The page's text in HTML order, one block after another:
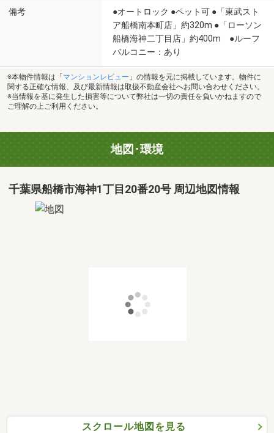
備考
●オートロック ●ペット可 ●「東武スト
ア船橋南本町店」約320m ●「ローソン
船橋海神二丁目店」約400m ●ルーフ
バルコニー：あり
※本物件情報は「 マンションレビュー 」の情報を元に掲載しています。物件に
関する正確な情報、及び最新情報は取扱不動産会社へお問い合わせください。
※当情報を基に発生した損害等について弊社は一切の責任を負いかねますので
ご理解の上ご利用ください。
地図･環境
千葉県船橋市海神1丁目20番20号 周辺地図情報
スクロール地図を見る